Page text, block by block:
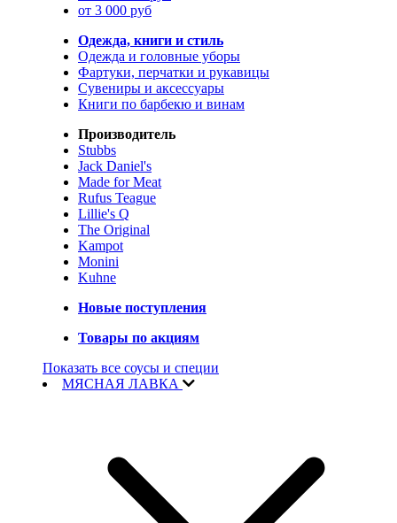
от 3 000 руб
Одежда, книги и стиль
Одежда и головные уборы
Фартуки, перчатки и рукавицы
Сувениры и аксессуары
Книги по барбекю и винам
Производитель
Stubbs
Jack Daniel's
Made for Meat
Rufus Teague
Lillie's Q
The Original
Kampot
Monini
Kuhne
Новые поступления
Товары по акциям
Показать все соусы и специи
МЯСНАЯ ЛАВКА